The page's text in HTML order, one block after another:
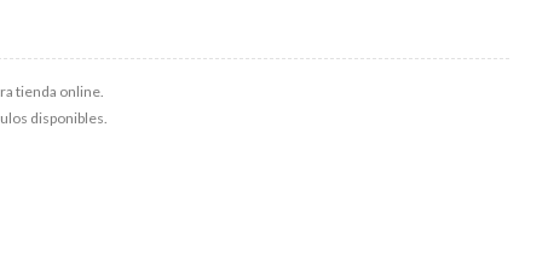
tienda online.
disponibles.